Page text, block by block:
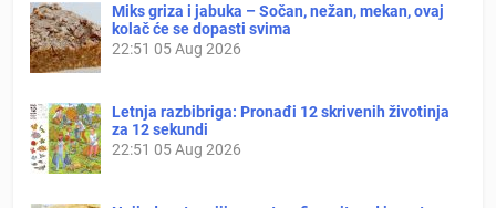
Miks griza i jabuka – Sočan, nežan, mekan, ovaj
kolač će se dopasti svima
22:51 05 Aug 2026
Letnja razbibriga: Pronađi 12 skrivenih životinja
za 12 sekundi
22:51 05 Aug 2026